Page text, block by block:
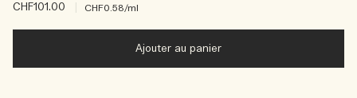
CHF101.00 CHF0.58/ml
Ajouter au panier